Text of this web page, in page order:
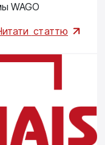
WAGO
статтю